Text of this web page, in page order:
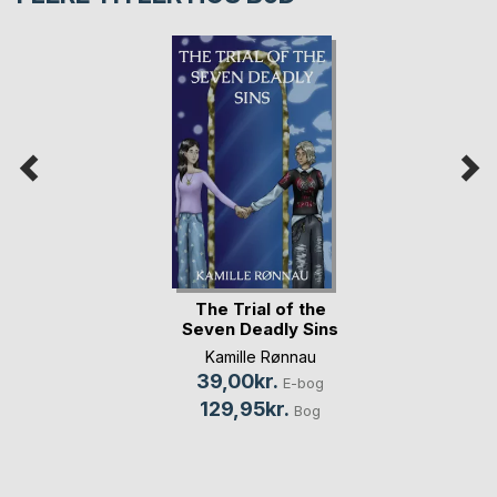
The Trial of the
Seven Deadly Sins
Kamille Rønnau
39,00kr. E-bog
129,95kr. Bog